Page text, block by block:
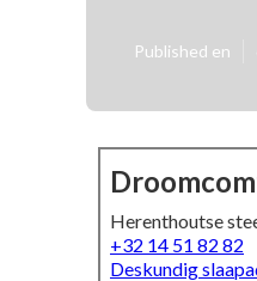
Published en
Herenthoutse
+32 14 51 82 82
Deskundig